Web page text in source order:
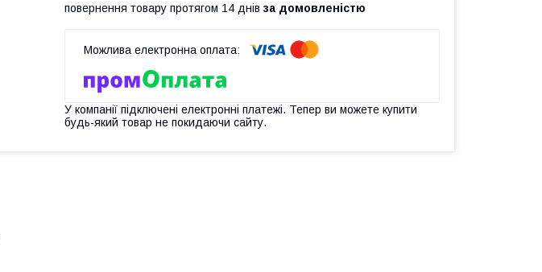
повернення товару протягом 14 днів за домовленістю
У компанії підключені електронні платежі. Тепер ви можете купити
будь-який товар не покидаючи сайту.